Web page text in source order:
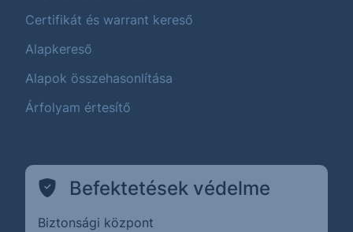
Certifikát és warrant kereső
Alapkereső
Alapok összehasonlítása
Árfolyam értesítő
Befektetések védelme
Biztonsági központ